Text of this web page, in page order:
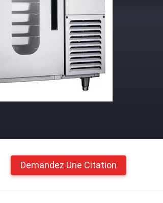
Demandez Une Citation